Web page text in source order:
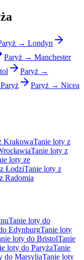
→ Londyn
Paryż → Manchester
Paryż →
Paryż → Nicea
KrakowaTanie loty z
Tanie loty z
loty ze
ŁodziTanie loty z
Radomia
Tanie loty do
EdynburgTanie loty
loty do BristolTanie
loty do ParyżaTanie
do MarsyliaTanie loty